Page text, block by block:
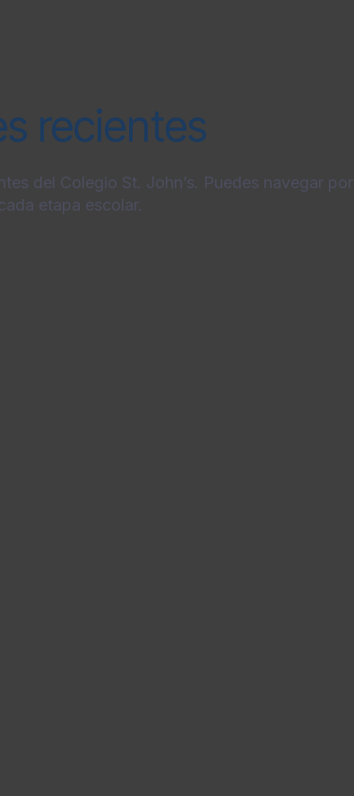
recientes
del Colegio St. John’s. Puedes navegar
etapa escolar.